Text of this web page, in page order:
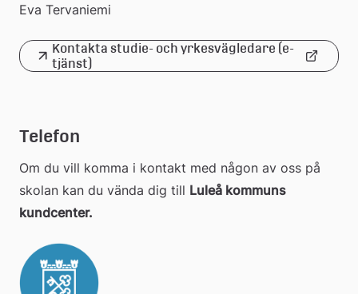
Eva Tervaniemi
Kontakta studie- och yrkesvägledare (e-
tjänst)
Telefon
Om du vill komma i kontakt med någon av oss på
skolan kan du vända dig till Luleå kommuns
kundcenter.